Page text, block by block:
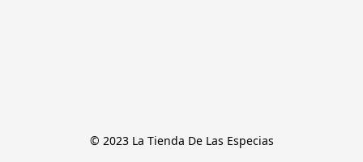
© 2023 La Tienda De Las Especias